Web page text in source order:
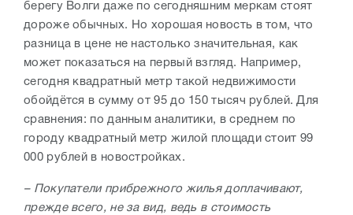
берегу Волги даже по сегодняшним меркам стоят
дороже обычных. Но хорошая новость в том, что
разница в цене не настолько значительная, как
может показаться на первый взгляд. Например,
сегодня квадратный метр такой недвижимости
обойдётся в сумму от 95 до 150 тысяч рублей. Для
сравнения: по данным аналитики, в среднем по
городу квадратный метр жилой площади стоит 99
000 рублей в новостройках.
– Покупатели прибрежного жилья доплачивают,
прежде всего, не за вид, ведь в стоимость